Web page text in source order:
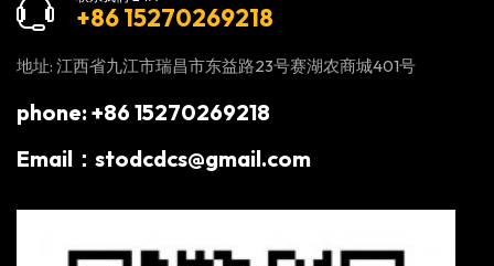
+86 15270269218
地址: 江西省九江市瑞昌市东益路23号赛湖农商城401号
phone: +86 15270269218
Email：stodcdcs@gmail.com